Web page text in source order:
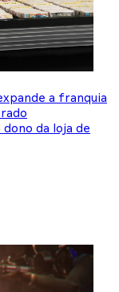
a franquia
da loja de